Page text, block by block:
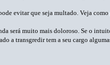
evitar que seja multado. Veja como
será muito mais doloroso. Se o
a transgredir tem a seu cargo